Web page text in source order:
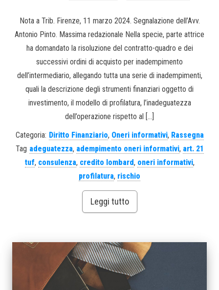
Nota a Trib. Firenze, 11 marzo 2024. Segnalazione dell’Avv.
Antonio Pinto. Massima redazionale Nella specie, parte attrice
ha domandato la risoluzione del contratto-quadro e dei
successivi ordini di acquisto per inadempimento
dell’intermediario, allegando tutta una serie di inadempimenti,
quali la descrizione degli strumenti finanziari oggetto di
investimento, il modello di profilatura, l’inadeguatezza
dell’operazione rispetto al […]
Categoria: Diritto Finanziario, Oneri informativi, Rassegna
Tag adeguatezza, adempimento oneri informativi, art. 21
tuf, consulenza, credito lombard, oneri informativi,
profilatura, rischio
Leggi tutto